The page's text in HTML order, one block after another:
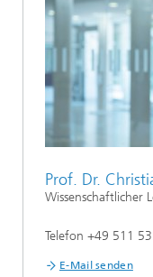
Prof. Dr.
Wissenschaftlicher
Telefon +49 511
E-Mail senden